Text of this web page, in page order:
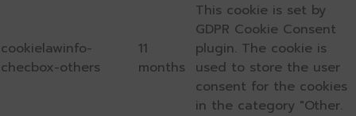
cookielawinfo-
checbox-others
11
months
This cookie is set by
GDPR Cookie Consent
plugin. The cookie is
used to store the user
consent for the cookies
in the category "Other.